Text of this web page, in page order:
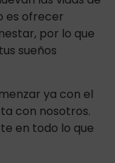
es ofrecer
por lo que
sueños
ya con el
con nosotros.
en todo lo que